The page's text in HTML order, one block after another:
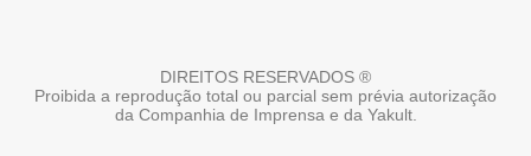
DIREITOS RESERVADOS ®
Proibida a reprodução total ou parcial sem prévia autorização
da Companhia de Imprensa e da Yakult.